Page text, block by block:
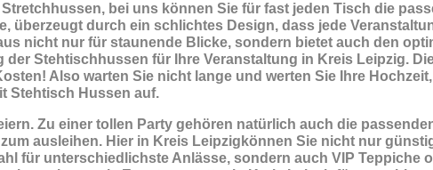
bei uns können Sie für fast jeden Tisch die
überzeugt durch ein schlichtes Design, dass jede
nicht nur für staunende Blicke, sondern bietet auch den
Stehtischhussen für Ihre Veranstaltung in Kreis Leipzig.
Also warten Sie nicht lange und werten Sie Ihre
Stehtisch Hussen auf.
Zu einer tollen Party gehören natürlich auch die
ausleihen. Hier in Kreis Leipzigkönnen Sie nicht nur
für unterschiedlichste Anlässe, sondern auch VIP Teppiche